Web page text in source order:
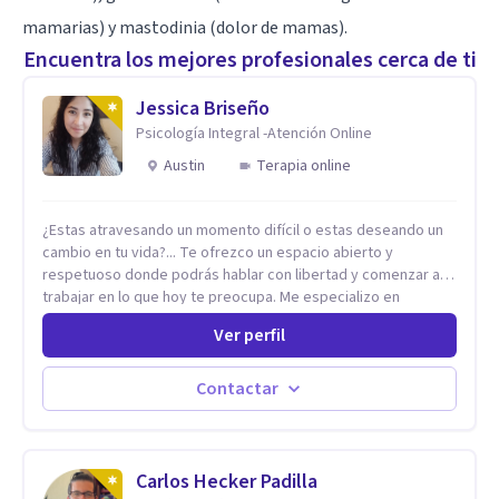
mamarias) y mastodinia (dolor de mamas).
Encuentra los mejores profesionales cerca de ti
Jessica Briseño
Psicología Integral -Atención Online
Austin
Terapia online
¿Estas atravesando un momento difícil o estas deseando un
cambio en tu vida?... Te ofrezco un espacio abierto y
respetuoso donde podrás hablar con libertad y comenzar a
trabajar en lo que hoy te preocupa. Me especializo en
Trastornos de Ansiedad y a lo largo de mi experiencia
profesional he acompañado a muchas Familias y Parejas con
distintas problemáticas como el manejo del estrés,
Autoestima, Gestión de la Ira, Depresión, Retos en la Crianza,
Codependencia, Celos, entre otros. Cuento con más de 12
Adolescentes y Adultos
Ver perfil
Contactar
Carlos Hecker Padilla